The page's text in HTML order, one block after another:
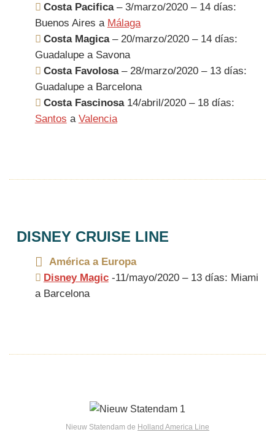
Costa Pacifica– 3/marzo/2020 – 14 días:
Buenos Aires a Málaga
Costa Magica– 20/marzo/2020 – 14 días:
Guadalupe a Savona
Costa Favolosa– 28/marzo/2020 – 13 días:
Guadalupe a Barcelona
Costa Fascinosa14/abril/2020 – 18 días:
Santos a Valencia
DISNEY CRUISE LINE
América a Europa
Disney Magic -11/mayo/2020 – 13 días: Miami
a Barcelona
Nieuw Statendam de Holland America Line